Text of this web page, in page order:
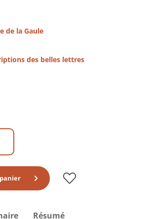
de la Gaule
des belles lettres
Résumé